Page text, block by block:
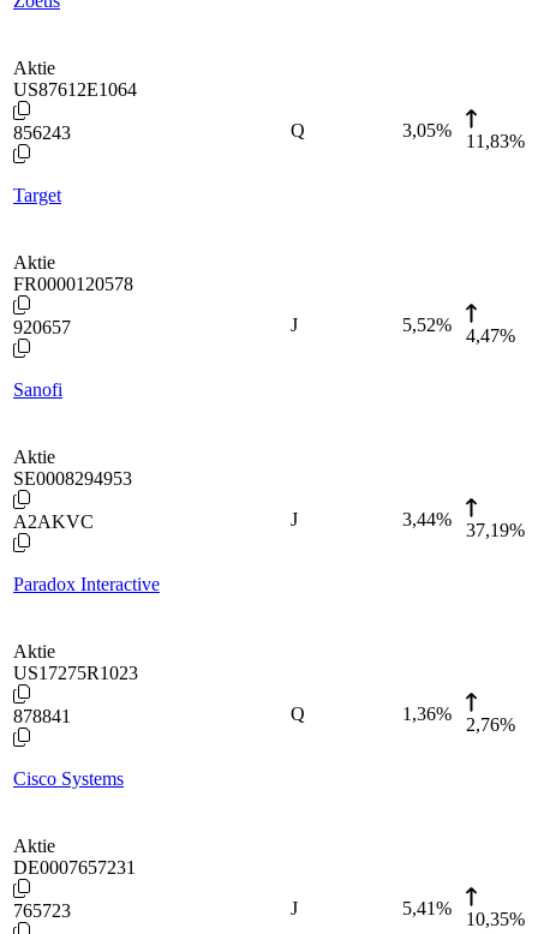
Aktie
US87612E1064
856243
Target
Q 3,05%
11,83%
Aktie
FR0000120578
920657
Sanofi
J 5,52%
4,47%
Aktie
SE0008294953
A2AKVC
Paradox Interactive
J 3,44%
37,19%
Aktie
US17275R1023
878841
Cisco Systems
Q 1,36%
2,76%
Aktie
DE0007657231
765723 J 5,41%
10,35%